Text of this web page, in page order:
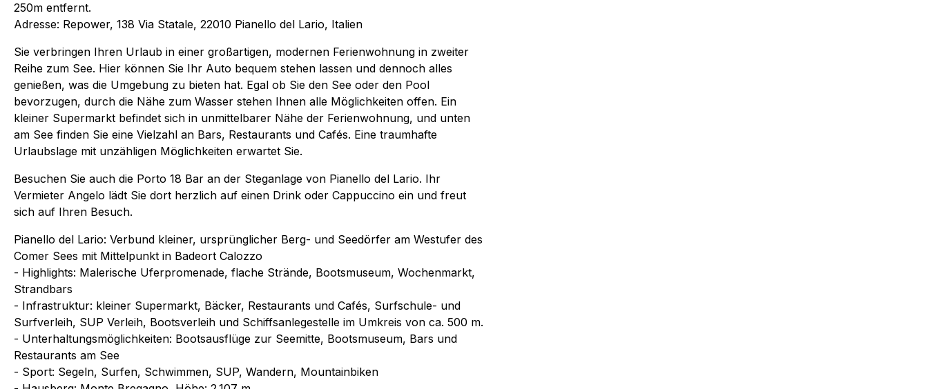
250m entfernt.
Adresse: Repower, 138 Via Statale, 22010 Pianello del Lario, Italien
Sie verbringen Ihren Urlaub in einer großartigen, modernen Ferienwohnung in zweiter
Reihe zum See. Hier können Sie Ihr Auto bequem stehen lassen und dennoch alles
genießen, was die Umgebung zu bieten hat. Egal ob Sie den See oder den Pool
bevorzugen, durch die Nähe zum Wasser stehen Ihnen alle Möglichkeiten offen. Ein
kleiner Supermarkt befindet sich in unmittelbarer Nähe der Ferienwohnung, und unten
am See finden Sie eine Vielzahl an Bars, Restaurants und Cafés. Eine traumhafte
Urlaubslage mit unzähligen Möglichkeiten erwartet Sie.
Besuchen Sie auch die Porto 18 Bar an der Steganlage von Pianello del Lario. Ihr
Vermieter Angelo lädt Sie dort herzlich auf einen Drink oder Cappuccino ein und freut
sich auf Ihren Besuch.
Pianello del Lario: Verbund kleiner, ursprünglicher Berg- und Seedörfer am Westufer des
Comer Sees mit Mittelpunkt in Badeort Calozzo
- Highlights: Malerische Uferpromenade, flache Strände, Bootsmuseum, Wochenmarkt,
Strandbars
- Infrastruktur: kleiner Supermarkt, Bäcker, Restaurants und Cafés, Surfschule- und
Surfverleih, SUP Verleih, Bootsverleih und Schiffsanlegestelle im Umkreis von ca. 500 m.
- Unterhaltungsmöglichkeiten: Bootsausflüge zur Seemitte, Bootsmuseum, Bars und
Restaurants am See
- Sport: Segeln, Surfen, Schwimmen, SUP, Wandern, Mountainbiken